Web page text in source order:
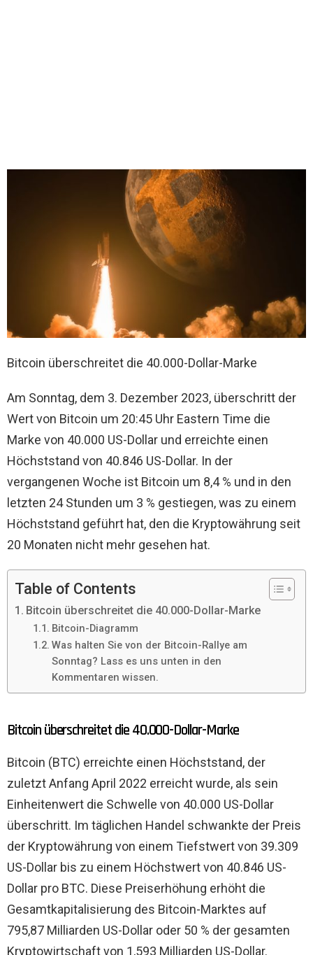
Bitcoin überschreitet die 40.000-Dollar-Marke
Am Sonntag, dem 3. Dezember 2023, überschritt der
Wert von Bitcoin um 20:45 Uhr Eastern Time die
Marke von 40.000 US-Dollar und erreichte einen
Höchststand von 40.846 US-Dollar. In der
vergangenen Woche ist Bitcoin um 8,4 % und in den
letzten 24 Stunden um 3 % gestiegen, was zu einem
Höchststand geführt hat, den die Kryptowährung seit
20 Monaten nicht mehr gesehen hat.
Table of Contents
Bitcoin überschreitet die 40.000-Dollar-Marke
Bitcoin-Diagramm
Was halten Sie von der Bitcoin-Rallye am
Sonntag? Lass es uns unten in den
Kommentaren wissen.
Bitcoin überschreitet die 40.000-Dollar-Marke
Bitcoin (BTC) erreichte einen Höchststand, der
zuletzt Anfang April 2022 erreicht wurde, als sein
Einheitenwert die Schwelle von 40.000 US-Dollar
überschritt. Im täglichen Handel schwankte der Preis
der Kryptowährung von einem Tiefstwert von 39.309
US-Dollar bis zu einem Höchstwert von 40.846 US-
Dollar pro BTC. Diese Preiserhöhung erhöht die
Gesamtkapitalisierung des Bitcoin-Marktes auf
795,87 Milliarden US-Dollar oder 50 % der gesamten
Kryptowirtschaft von 1,593 Milliarden US-Dollar.